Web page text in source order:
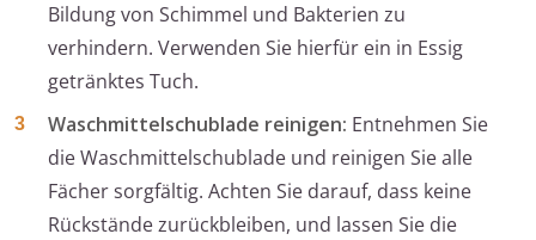
Bildung von Schimmel und Bakterien zu
verhindern. Verwenden Sie hierfür ein in Essig
getränktes Tuch.
Waschmittelschublade reinigen: Entnehmen Sie
die Waschmittelschublade und reinigen Sie alle
Fächer sorgfältig. Achten Sie darauf, dass keine
Rückstände zurückbleiben, und lassen Sie die